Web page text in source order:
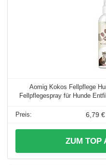
Aomig Kokos Fellpflege
Fellpflegespray für Hunde
6,79 €
ZUM TOP